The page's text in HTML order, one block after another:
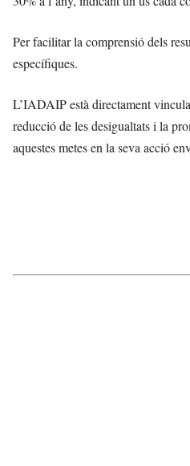
Per facilitar la comprensió dels
específiques.
L’IADAIP està directament
reducció de les desigualtats i la
aquestes metes en la seva acció